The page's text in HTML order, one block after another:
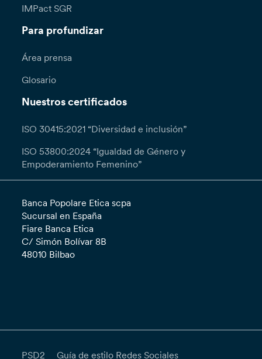
IMPact SGR
Para profundizar
Área prensa
Glosario
Nuestros certificados
ISO 30415:2021 “Diversidad e inclusión”
ISO 53800:2024 “Igualdad de Género y
Empoderamiento Femenino”
Banca Popolare Etica scpa
Sucursal en España
Fiare Banca Etica
C/ Simón Bolívar 8B
48010 Bilbao
PSD2 Guía de estilo Redes Sociales